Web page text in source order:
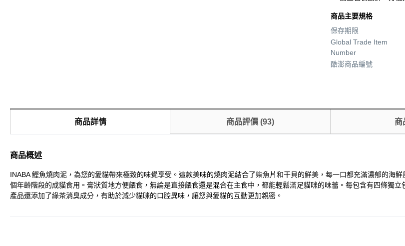
商品主要規格
保存期限
Global Trade Item
Number
酷澎商品編號
商品詳情 商品評價 (93) 商
商品概述
INABA 鰹魚燒肉泥，為您的愛貓帶來極致的味覺享受。這款美味的燒肉泥結合了柴魚片和干貝的鮮美，每一口都充滿濃郁的海
個年齡階段的成貓食用。膏狀質地方便餵食，無論是直接餵食還是混合在主食中，都能輕鬆滿足貓咪的味蕾。每包含有四條獨
產品還添加了綠茶消臭成分，有助於減少貓咪的口腔異味，讓您與愛貓的互動更加親密。